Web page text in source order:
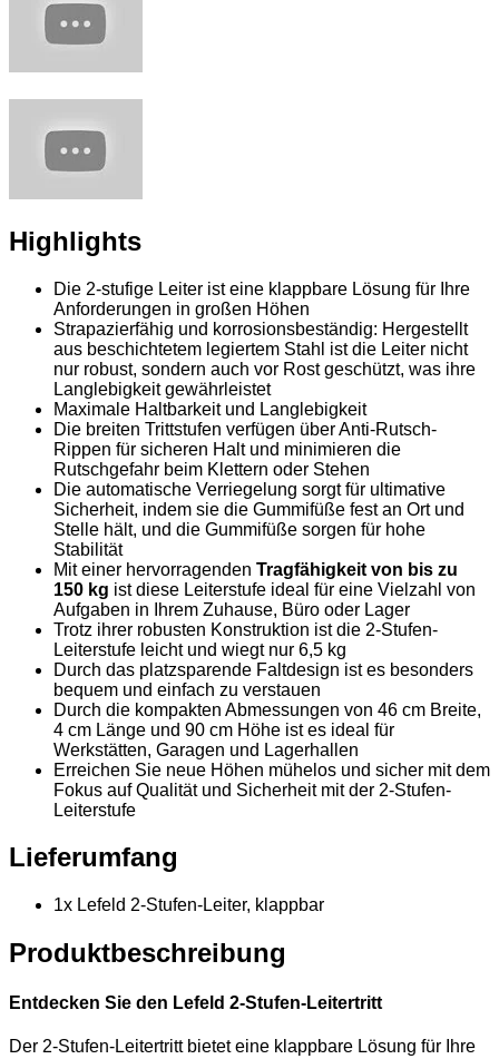
Highlights
Die 2-stufige Leiter ist eine klappbare Lösung für Ihre
Anforderungen in großen Höhen
Strapazierfähig und korrosionsbeständig: Hergestellt
aus beschichtetem legiertem Stahl ist die Leiter nicht
nur robust, sondern auch vor Rost geschützt, was ihre
Langlebigkeit gewährleistet
Maximale Haltbarkeit und Langlebigkeit
Die breiten Trittstufen verfügen über Anti-Rutsch-
Rippen für sicheren Halt und minimieren die
Rutschgefahr beim Klettern oder Stehen
Die automatische Verriegelung sorgt für ultimative
Sicherheit, indem sie die Gummifüße fest an Ort und
Stelle hält, und die Gummifüße sorgen für hohe
Stabilität
Mit einer hervorragenden Tragfähigkeit von bis zu
150 kg ist diese Leiterstufe ideal für eine Vielzahl von
Aufgaben in Ihrem Zuhause, Büro oder Lager
Trotz ihrer robusten Konstruktion ist die 2-Stufen-
Leiterstufe leicht und wiegt nur 6,5 kg
Durch das platzsparende Faltdesign ist es besonders
bequem und einfach zu verstauen
Durch die kompakten Abmessungen von 46 cm Breite,
4 cm Länge und 90 cm Höhe ist es ideal für
Werkstätten, Garagen und Lagerhallen
Erreichen Sie neue Höhen mühelos und sicher mit dem
Fokus auf Qualität und Sicherheit mit der 2-Stufen-
Leiterstufe
Lieferumfang
1x Lefeld 2-Stufen-Leiter, klappbar
Produktbeschreibung
Entdecken Sie den Lefeld 2-Stufen-Leitertritt
Der 2-Stufen-Leitertritt bietet eine klappbare Lösung für Ihre